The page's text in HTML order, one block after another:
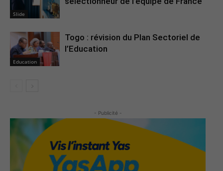
Slide
Education
Togo : révision du Plan Sectoriel de
l’Education
- Publicité -